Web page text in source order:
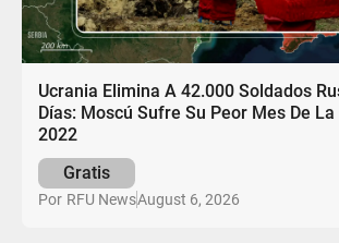
Ucrania Elimina A 42.000 Soldados
Días: Moscú Sufre Su Peor Mes De
2022
Gratis
Por RFU NewsAugust 6, 2026